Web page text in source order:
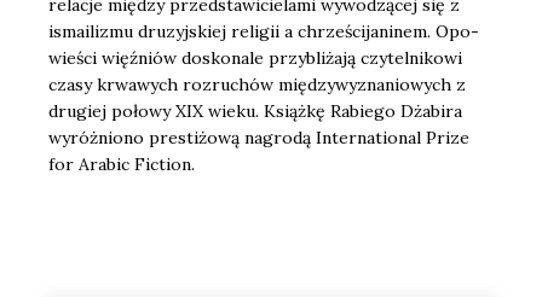
rela­cje mię­dzy przed­sta­wi­cie­la­mi wywo­dzą­cej się z
isma­ili­zmu dru­zyj­skiej reli­gii a chrze­ści­ja­ni­nem. Opo­
wie­ści więź­niów dosko­na­le przy­bli­ża­ją czy­tel­ni­ko­wi
cza­sy krwa­wych roz­ru­chów mię­dzy­wy­zna­nio­wych z
dru­giej poło­wy XIX wie­ku. Książ­kę Rabie­go Dża­bi­ra
wyróż­nio­no pre­sti­żo­wą nagro­dą Inter­na­tio­nal Pri­ze
for Ara­bic Fic­tion.